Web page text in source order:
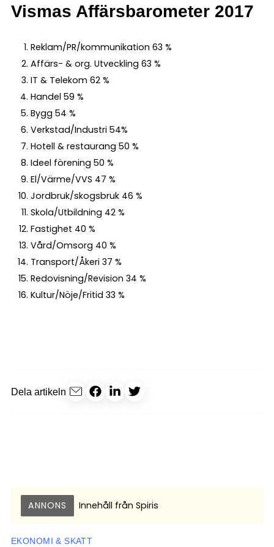
Vismas Affärsbarometer 2017
Reklam/PR/kommunikation 63 %
Affärs- & org. Utveckling 63 %
IT & Telekom 62 %
Handel 59 %
Bygg 54 %
Verkstad/Industri 54%
Hotell & restaurang 50 %
Ideel förening 50 %
El/Värme/VVS 47 %
Jordbruk/skogsbruk 46 %
Skola/Utbildning 42 %
Fastighet 40 %
Vård/Omsorg 40 %
Transport/Åkeri 37 %
Redovisning/Revision 34 %
Kultur/Nöje/Fritid 33 %
Dela artikeln
ANNONS Innehåll från Spiris
EKONOMI & SKATT